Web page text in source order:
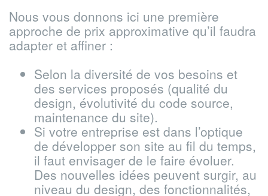
Nous vous donnons ici une première
approche de prix approximative qu’il faudra
adapter et affiner :
Selon la diversité de vos besoins et
des services proposés (qualité du
design, évolutivité du code source,
maintenance du site).
Si votre entreprise est dans l’optique
de développer son site au fil du temps,
il faut envisager de le faire évoluer.
Des nouvelles idées peuvent surgir, au
niveau du design, des fonctionnalités,